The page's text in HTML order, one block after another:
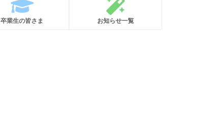
卒業生の皆さま お知らせ一覧